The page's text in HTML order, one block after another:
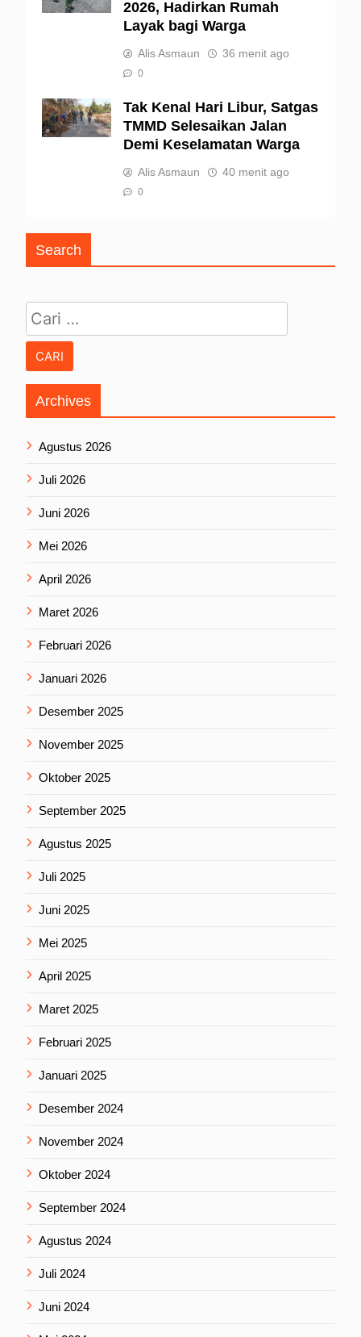
2026, Hadirkan Rumah
Layak bagi Warga
Alis Asmaun 36 menit ago
0
Tak Kenal Hari Libur, Satgas
TMMD Selesaikan Jalan
Demi Keselamatan Warga
Alis Asmaun 40 menit ago
0
Search
Archives
Agustus 2026
Juli 2026
Juni 2026
Mei 2026
April 2026
Maret 2026
Februari 2026
Januari 2026
Desember 2025
November 2025
Oktober 2025
September 2025
Agustus 2025
Juli 2025
Juni 2025
Mei 2025
April 2025
Maret 2025
Februari 2025
Januari 2025
Desember 2024
November 2024
Oktober 2024
September 2024
Agustus 2024
Juli 2024
Juni 2024